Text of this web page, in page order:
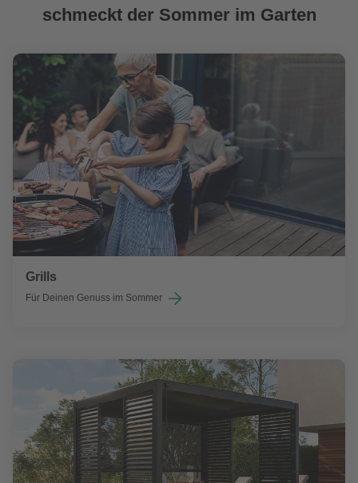
schmeckt der Sommer im Garten
Grills
Für Deinen Genuss im Sommer